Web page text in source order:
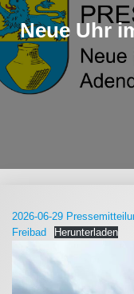
Neue Uhr
2026-06-29
Freibad
Herunterladen